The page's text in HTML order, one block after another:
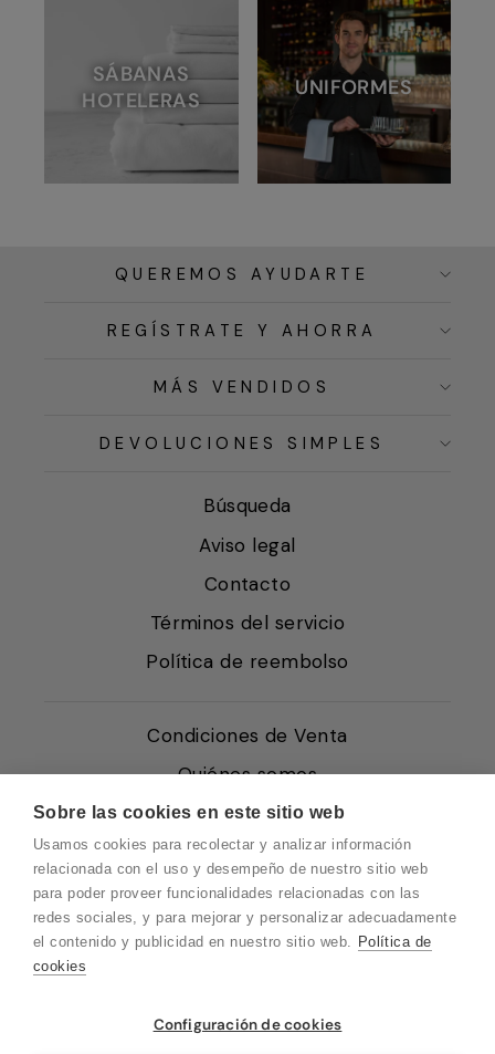
Sobre las cookies en este sitio web
Usamos cookies para recolectar y analizar información
relacionada con el uso y desempeño de nuestro sitio web
para poder proveer funcionalidades relacionadas con las
redes sociales, y para mejorar y personalizar adecuadamente
el contenido y publicidad en nuestro sitio web. Política de
cookies
Configuración de cookies
SÁBANAS
HOTELERAS
UNIFORMES
QUEREMOS AYUDARTE
REGÍSTRATE Y AHORRA
MÁS VENDIDOS
DEVOLUCIONES SIMPLES
Búsqueda
Aviso legal
Contacto
Términos del servicio
Política de reembolso
Condiciones de Venta
Quiénes somos
Política de Cookies
Protección de Datos
Blog EN
Blog FR
Vuelvo en un momento. Recuerda que
nuestro horario de atención al cliente es de